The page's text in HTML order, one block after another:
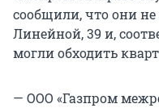
сообщили, что они
Линейной, 39 и,
могли обходить
— ООО «Газпром